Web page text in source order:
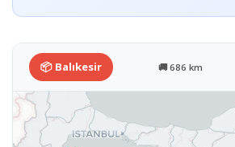
📦 Balıkesir 🚚 686 km